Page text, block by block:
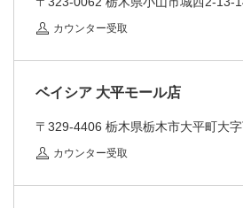
カウンター受取
ベイシア 大平モール店
〒329-4406 栃木県栃木市大平町大
カウンター受取